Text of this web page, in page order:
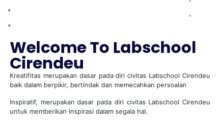
Welcome To Labschool
Cirendeu
Kreatifitas merupakan dasar pada diri civitas Labschool Cirendeu
baik dalam berpikir, bertindak dan memecahkan persoalan
Inspiratif, merupakan dasar pada diri civitas Labschool Cirendeu
untuk memberikan inspirasi dalam segala hal.